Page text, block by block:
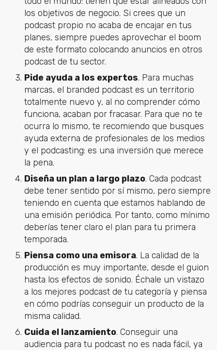
los objetivos de negocio. Si crees que un
podcast propio no acaba de encajar en tus
planes, siempre puedes aprovechar el boom
de este formato colocando anuncios en otros
podcast de tu sector.
Pide ayuda a los expertos. Para muchas
marcas, el branded podcast es un territorio
totalmente nuevo y, al no comprender cómo
funciona, acaban por fracasar. Para que no te
ocurra lo mismo, te recomiendo que busques
ayuda externa de profesionales de los medios
y el podcasting: es una inversión que merece
la pena.
Diseña un plan a largo plazo. Cada podcast
debe tener sentido por sí mismo, pero siempre
teniendo en cuenta que estamos hablando de
una emisión periódica. Por tanto, como mínimo
deberías tener claro el plan para tu primera
temporada.
Piensa como una emisora. La calidad de la
producción es muy importante, desde el guion
hasta los efectos de sonido. Échale un vistazo
a los mejores podcast de tu categoría y piensa
en cómo podrías conseguir un producto de la
misma calidad.
Cuida el lanzamiento. Conseguir una
audiencia para tu podcast no es nada fácil, ya